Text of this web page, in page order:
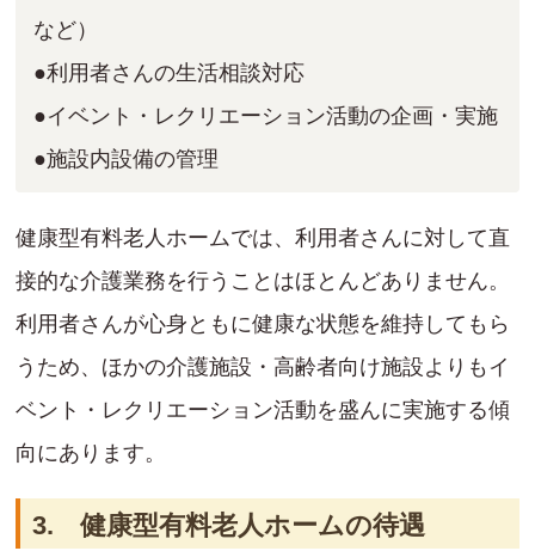
など）
●利用者さんの生活相談対応
●イベント・レクリエーション活動の企画・実施
●施設内設備の管理
健康型有料老人ホームでは、利用者さんに対して直
接的な介護業務を行うことはほとんどありません。
利用者さんが心身ともに健康な状態を維持してもら
うため、ほかの介護施設・高齢者向け施設よりもイ
ベント・レクリエーション活動を盛んに実施する傾
向にあります。
3. 健康型有料老人ホームの待遇